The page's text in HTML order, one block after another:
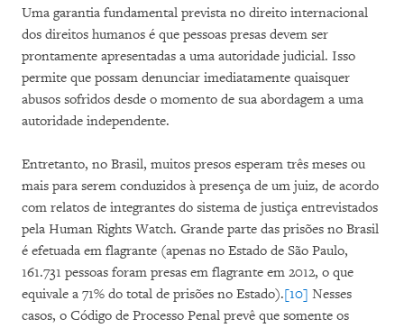
Uma garantia fundamental prevista no direito internacional
dos direitos humanos é que pessoas presas devem ser
prontamente apresentadas a uma autoridade judicial. Isso
permite que possam denunciar imediatamente quaisquer
abusos sofridos desde o momento de sua abordagem a uma
autoridade independente.
Entretanto, no Brasil, muitos presos esperam três meses ou
mais para serem conduzidos à presença de um juiz, de acordo
com relatos de integrantes do sistema de justiça entrevistados
pela Human Rights Watch. Grande parte das prisões no Brasil
é efetuada em flagrante (apenas no Estado de São Paulo,
161.731 pessoas foram presas em flagrante em 2012, o que
equivale a 71% do total de prisões no Estado).[10] Nesses
casos, o Código de Processo Penal prevê que somente os